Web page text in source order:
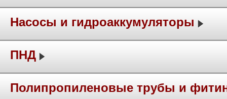
Насосы и гидроаккумуляторы
ПНД
Полипропиленовые трубы и